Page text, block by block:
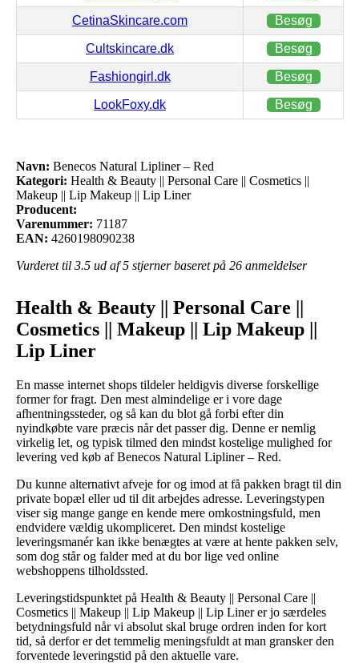
CetinaSkincare.com Besøg
Cultskincare.dk Besøg
Fashiongirl.dk Besøg
LookFoxy.dk Besøg
Navn: Benecos Natural Lipliner – Red
Kategori: Health & Beauty || Personal Care || Cosmetics ||
Makeup || Lip Makeup || Lip Liner
Producent:
Varenummer: 71187
EAN: 4260198090238
Vurderet til 3.5 ud af 5 stjerner baseret på 26 anmeldelser
Health & Beauty || Personal Care ||
Cosmetics || Makeup || Lip Makeup ||
Lip Liner
En masse internet shops tildeler heldigvis diverse forskellige
former for fragt. Den mest almindelige er i vore dage
afhentningssteder, og så kan du blot gå forbi efter din
nyindkøbte vare præcis når det passer dig. Denne er nemlig
virkelig let, og typisk tilmed den mindst kostelige mulighed for
levering ved køb af Benecos Natural Lipliner – Red.
Du kunne alternativt afveje for og imod at få pakken bragt til din
private bopæl eller ud til dit arbejdes adresse. Leveringstypen
viser sig mange gange en kende mere omkostningsfuld, men
endvidere vældig ukompliceret. Den mindst kostelige
leveringsmanér kan ikke benægtes at være at hente pakken selv,
som dog står og falder med at du bor lige ved online
webshoppens tilholdssted.
Leveringstidspunktet på Health & Beauty || Personal Care ||
Cosmetics || Makeup || Lip Makeup || Lip Liner er jo særdeles
betydningsfuld når vi absolut skal bruge ordren inden for kort
tid, så derfor er det temmelig meningsfuldt at man gransker den
forventede leveringstid på den aktuelle vare.